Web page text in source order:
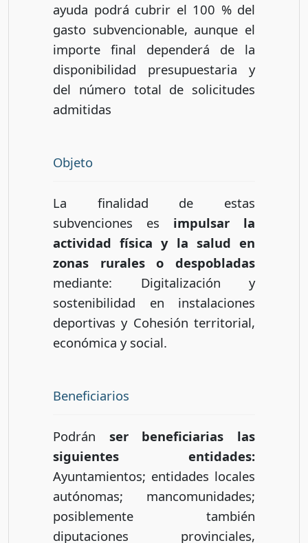
ayuda podrá cubrir el 100 % del
gasto subvencionable, aunque el
importe final dependerá de la
disponibilidad presupuestaria y
del número total de solicitudes
admitidas
Objeto
La finalidad de estas
subvenciones es impulsar la
actividad física y la salud en
zonas rurales o despobladas
mediante: Digitalización y
sostenibilidad en instalaciones
deportivas y Cohesión territorial,
económica y social.
Beneficiarios
Podrán ser beneficiarias las
siguientes entidades:
Ayuntamientos; entidades locales
autónomas; mancomunidades;
posiblemente también
diputaciones provinciales,